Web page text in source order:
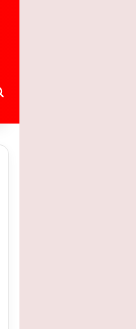
Search for